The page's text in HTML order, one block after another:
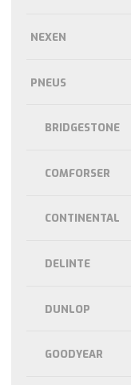
NEXEN
PNEUS
BRIDGESTONE
COMFORSER
CONTINENTAL
DELINTE
DUNLOP
GOODYEAR